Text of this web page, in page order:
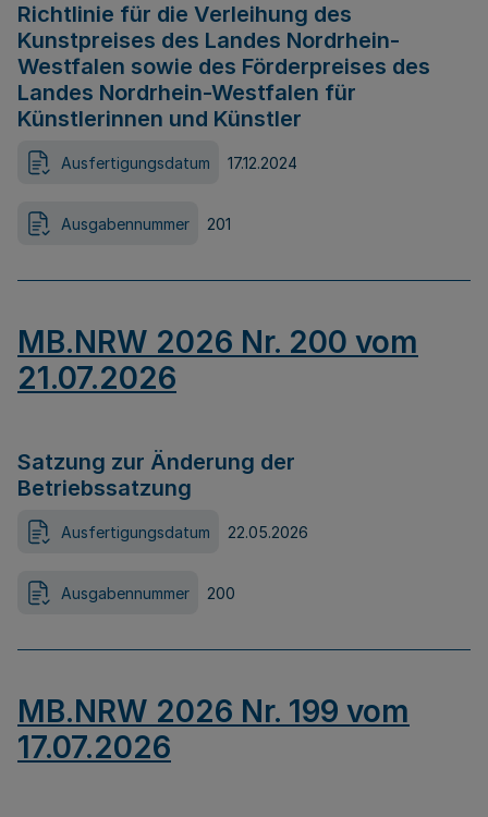
Richtlinie für die Verleihung des
Kunstpreises des Landes Nordrhein-
Westfalen sowie des Förderpreises des
Landes Nordrhein-Westfalen für
Künstlerinnen und Künstler
Ausfertigungsdatum 17.12.2024
Ausgabennummer 201
MB.NRW 2026 Nr. 200 vom
21.07.2026
Satzung zur Änderung der
Betriebssatzung
Ausfertigungsdatum 22.05.2026
Ausgabennummer 200
MB.NRW 2026 Nr. 199 vom
17.07.2026